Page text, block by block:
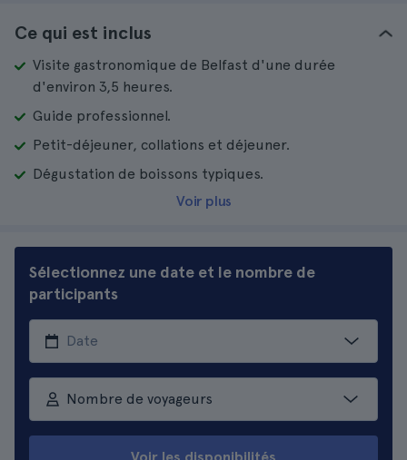
Ce qui est inclus
Visite gastronomique de Belfast d'une durée
d'environ 3,5 heures.
Guide professionnel.
Petit-déjeuner, collations et déjeuner.
Dégustation de boissons typiques.
Voir plus
Sélectionnez une date et le nombre de
participants
Nombre de voyageurs